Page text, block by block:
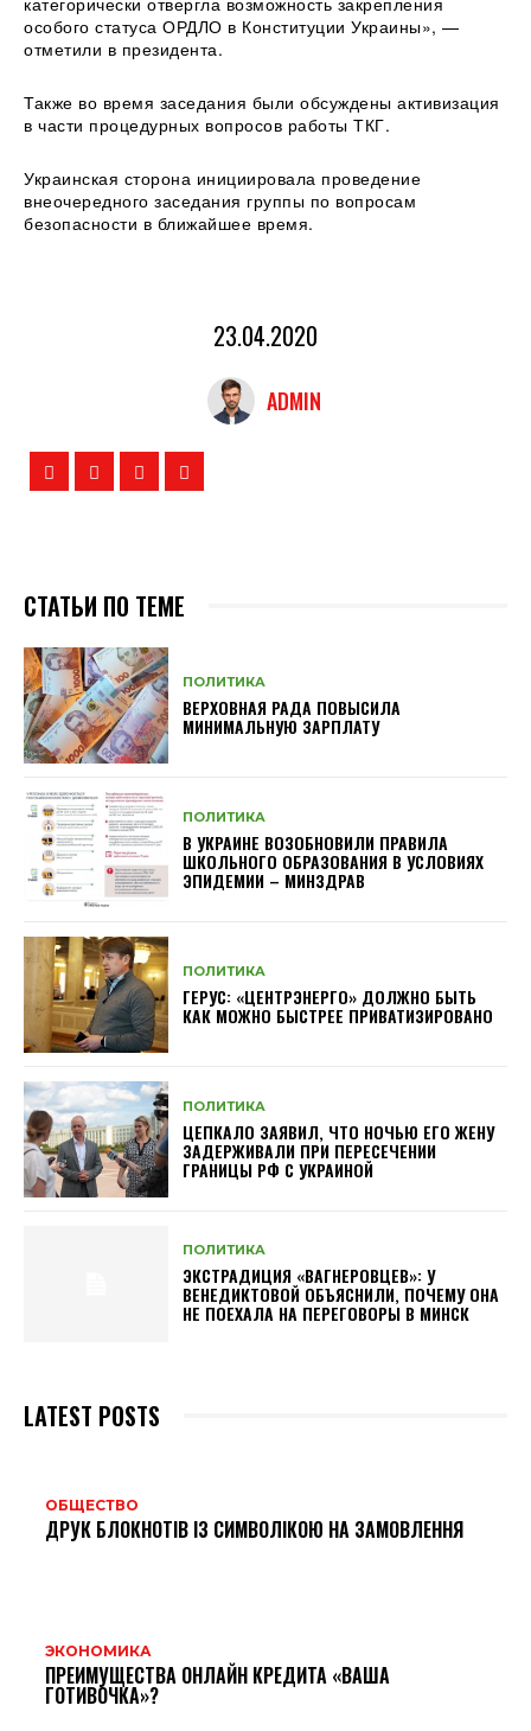
особого статуса ОРДЛО в Конституции Украины», —
отметили в президента.
Также во время заседания были обсуждены активизация
в части процедурных вопросов работы ТКГ.
Украинская сторона инициировала проведение
внеочередного заседания группы по вопросам
безопасности в ближайшее время.
23.04.2020
ADMIN
СТАТЬИ ПО ТЕМЕ
ПОЛИТИКА
ВЕРХОВНАЯ РАДА ПОВЫСИЛА
МИНИМАЛЬНУЮ ЗАРПЛАТУ
ПОЛИТИКА
В УКРАИНЕ ВОЗОБНОВИЛИ ПРАВИЛА
ШКОЛЬНОГО ОБРАЗОВАНИЯ В УСЛОВИЯХ
ЭПИДЕМИИ – МИНЗДРАВ
ПОЛИТИКА
ГЕРУС: «ЦЕНТРЭНЕРГО» ДОЛЖНО БЫТЬ
КАК МОЖНО БЫСТРЕЕ ПРИВАТИЗИРОВАНО
ПОЛИТИКА
ЦЕПКАЛО ЗАЯВИЛ, ЧТО НОЧЬЮ ЕГО ЖЕНУ
ЗАДЕРЖИВАЛИ ПРИ ПЕРЕСЕЧЕНИИ
ГРАНИЦЫ РФ С УКРАИНОЙ
ПОЛИТИКА
ЭКСТРАДИЦИЯ «ВАГНЕРОВЦЕВ»: У
ВЕНЕДИКТОВОЙ ОБЪЯСНИЛИ, ПОЧЕМУ ОНА
НЕ ПОЕХАЛА НА ПЕРЕГОВОРЫ В МИНСК
LATEST POSTS
ОБЩЕСТВО
ДРУК БЛОКНОТІВ ІЗ СИМВОЛІКОЮ НА ЗАМОВЛЕННЯ
ЭКОНОМИКА
ПРЕИМУЩЕСТВА ОНЛАЙН КРЕДИТА «ВАША
ГОТИВОЧКА»?